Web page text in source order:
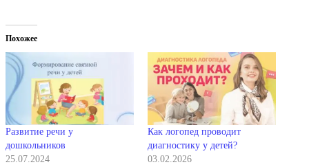
Похожее
Развитие речи у
дошкольников
25.07.2024
Как логопед проводит
диагностику у детей?
03.02.2026